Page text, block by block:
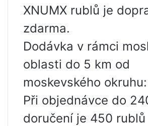
XNUMX rublů je
zdarma.
Dodávka v rámci
oblasti do 5 km od
moskevského okruhu:
Při objednávce do
doručení je 450 rublů